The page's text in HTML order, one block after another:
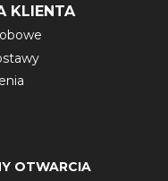
KLIENTA
OTWARCIA